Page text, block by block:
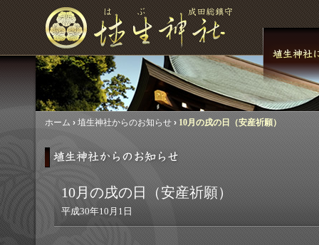
ホーム › 埴生神社からのお知らせ › 10月の戌の日（安産祈願）
10月の戌の日（安産祈願）
平成30年10月1日